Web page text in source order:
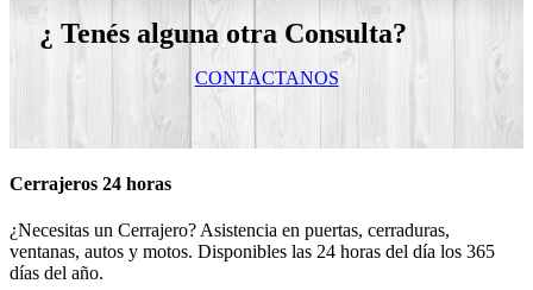
¿ Tenés alguna otra Consulta?
CONTACTANOS
Cerrajeros 24 horas
¿Necesitas un Cerrajero? Asistencia en puertas, cerraduras,
ventanas, autos y motos. Disponibles las 24 horas del día los 365
días del año.